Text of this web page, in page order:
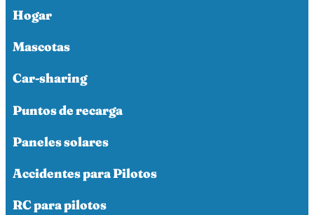
Hogar
Mascotas
Car-sharing
Puntos de recarga
Paneles solares
Accidentes para Pilotos
RC para pilotos